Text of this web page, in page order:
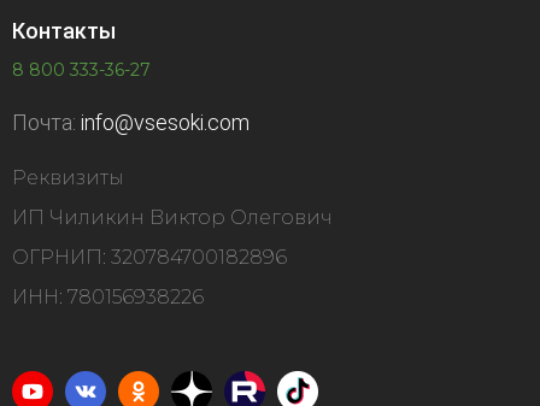
Контакты
8 800 333-36-27
Почта: info@vsesoki.com
Реквизиты
ИП Чиликин Виктор Олегович
ОГРНИП: 320784700182896
ИНН: 780156938226